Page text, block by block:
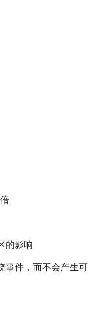
的影响
事件，而不会产生可